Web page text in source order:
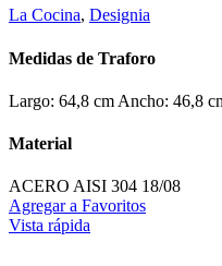
La Cocina, Designia
Medidas de Traforo
Largo: 64,8 cm Ancho: 46,8
Material
ACERO AISI 304 18/08
Agregar a Favoritos
Vista rápida